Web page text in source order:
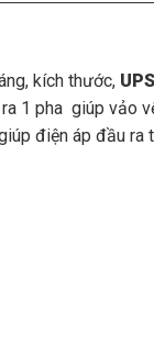
kích thước,
1 pha giúp vảo
điện áp đầu ra